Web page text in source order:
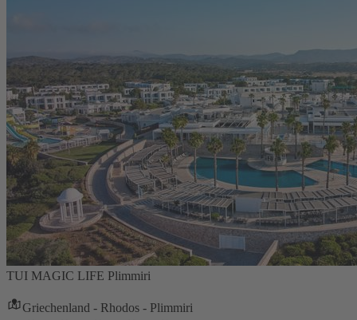
TUI MAGIC LIFE Plimmiri
Griechenland - Rhodos - Plimmiri